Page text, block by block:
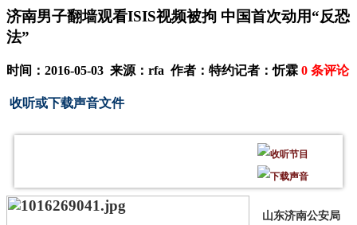
济南男子翻墙观看ISIS视频被拘 中国首次动用“反恐
法”
时间：2016-05-03 来源：rfa 作者：特约记者：忻霖 0 条评论
收听或下载声音文件
山东济南公安局